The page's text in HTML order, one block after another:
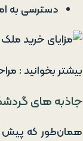
دسترسی به
بیشتر بخوانید :
جاذبه‌ های
همان‌طور که پیش